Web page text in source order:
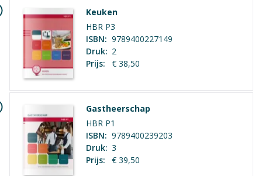
Vmbo Basis, Vmbo Kader
Context
Vmbo: Horeca, bakkerij en recreatie
Vak
Praktijkvak
Opleiding / Kwalificatiedossier
Horeca, Bakkerij, Recreatie
Examen / Kwalificatie / Uitstroom
Algemeen
Geen hoofdstukken aanwezig
Keuken
HBR P3
ISBN: 9789400227149
Druk: 2
Prijs:
€ 38,50
Gastheerschap
HBR P1
ISBN: 9789400239203
Druk: 3
Prijs:
€ 39,50